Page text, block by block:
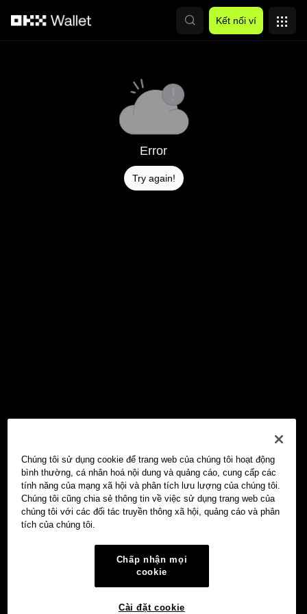
Kết nối ví
Error
Try again!
Chúng tôi sử dụng cookie để trang web của chúng tôi hoạt động
bình thường, cá nhân hoá nội dung và quảng cáo, cung cấp các
tính năng của mạng xã hội và phân tích lưu lượng của chúng tôi.
Chúng tôi cũng chia sẻ thông tin về việc sử dụng trang web của
chúng tôi với các đối tác truyền thông xã hội, quảng cáo và phân
tích của chúng tôi.
Chấp nhận mọi
cookie
Cài đặt cookie